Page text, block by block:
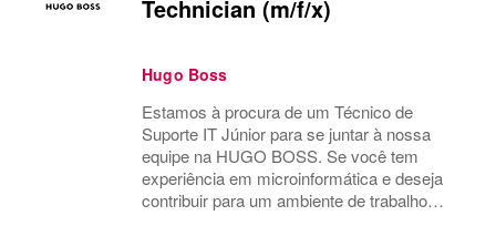
Technician (m/f/x)
Hugo Boss
Estamos à procura de um Técnico de
Suporte IT Júnior para se juntar à nossa
equipe na HUGO BOSS. Se você tem
experiência em microinformática e deseja
contribuir para um ambiente de trabalho